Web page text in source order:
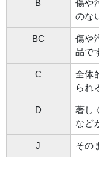
B
傷や
のな
BC
傷や
品で
C
全体
られ
D
著し
など
J その